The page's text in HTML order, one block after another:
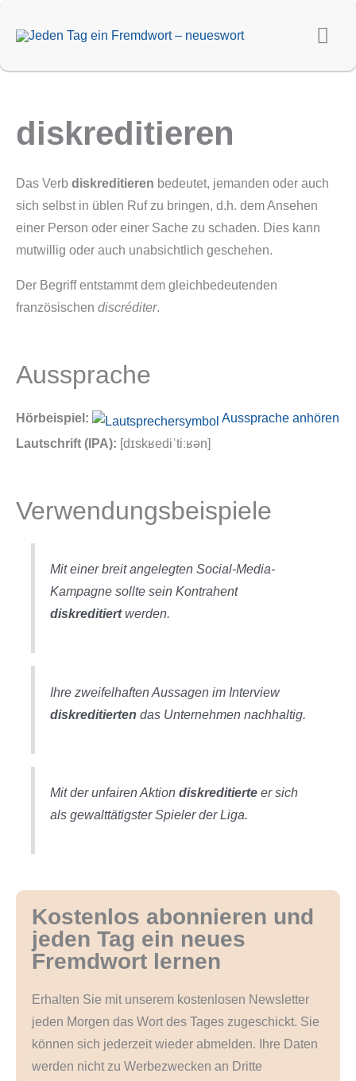
Inhalt
diskreditieren
Das Verb diskreditieren bedeutet, jemanden oder auch
sich selbst in üblen Ruf zu bringen, d.h. dem Ansehen
einer Person oder einer Sache zu schaden. Dies kann
mutwillig oder auch unabsichtlich geschehen.
Der Begriff entstammt dem gleichbedeutenden
französischen discréditer.
Aussprache
Hörbeispiel:
Aussprache anhören
Lautschrift (IPA): [dɪskʁediˈtiːʁən]
Verwendungsbeispiele
Mit einer breit angelegten Social-Media-
Kampagne sollte sein Kontrahent
diskreditiertwerden.
Ihre zweifelhaften Aussagen im Interview
diskreditierten das Unternehmen nachhaltig.
Mit der unfairen Aktiondiskreditierte er sich
als gewalttätigster Spieler der Liga.
Kostenlos abonnieren und
jeden Tag ein neues
Fremdwort lernen
Erhalten Sie mit unserem kostenlosen Newsletter
jeden Morgen das Wort des Tages zugeschickt. Sie
können sich jederzeit wieder abmelden. Ihre Daten
werden nicht zu Werbezwecken an Dritte